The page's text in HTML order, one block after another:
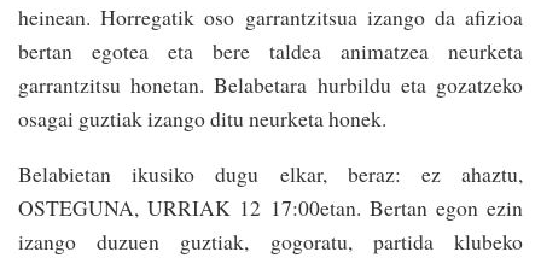
heinean. Horregatik oso garrantzitsua izango da afizioa
bertan egotea eta bere taldea animatzea neurketa
garrantzitsu honetan. Belabetara hurbildu eta gozatzeko
osagai guztiak izango ditu neurketa honek.
Belabietan ikusiko dugu elkar, beraz: ez ahaztu,
OSTEGUNA, URRIAK 12 17:00etan. Bertan egon ezin
izango duzuen guztiak, gogoratu, partida klubeko